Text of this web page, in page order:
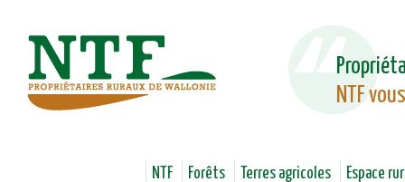
NTF
NTF Forêts Terres agricoles Espace